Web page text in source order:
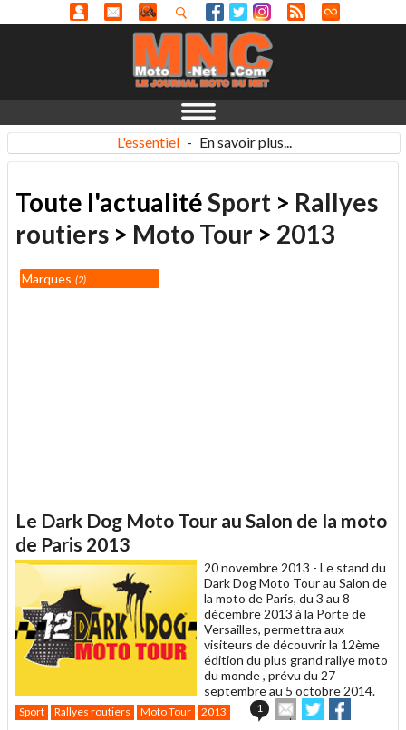
L'essentiel - En savoir plus...
Toute l'actualitéSport > Rallyes
routiers > Moto Tour > 2013
Marques 2
Le Dark Dog Moto Tour au Salon de la moto
de Paris 2013
20 novembre 2013 - Le stand du
Dark Dog Moto Tour au Salon de
la moto de Paris, du 3 au 8
décembre 2013 à la Porte de
Versailles, permettra aux
visiteurs de découvrir la 12ème
édition du plus grand rallye moto
du monde , prévu du 27
septembre au 5 octobre 2014.
Sport Rallyes routiers Moto Tour 2013 1
Envoyer
cet
Partager
sur sur